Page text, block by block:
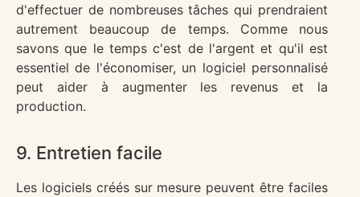
d'effectuer de nombreuses tâches qui prendraient
autrement beaucoup de temps. Comme nous
savons que le temps c'est de l'argent et qu'il est
essentiel de l'économiser, un logiciel personnalisé
peut aider à augmenter les revenus et la
production.
9. Entretien facile
Les logiciels créés sur mesure peuvent être faciles